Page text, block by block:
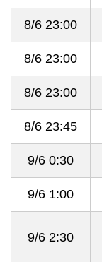
8/6 23:00
8/6 23:00
8/6 23:00
8/6 23:45
9/6 0:30
9/6 1:00
9/6 2:30